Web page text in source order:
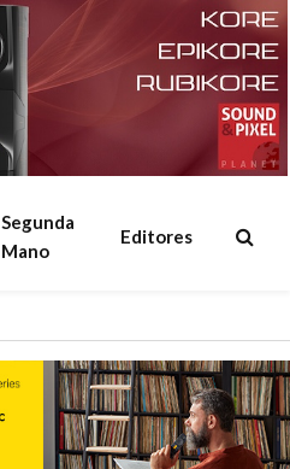
Segunda
Mano
Editores